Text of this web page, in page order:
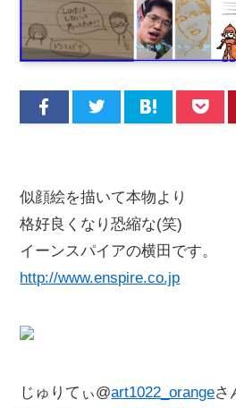
似顔絵を描いて本物より
格好良くなり恐縮な(笑)
イーンスパイアの横田です。
http://www.enspire.co.jp
じゅりてぃ@art1022_orangeさ